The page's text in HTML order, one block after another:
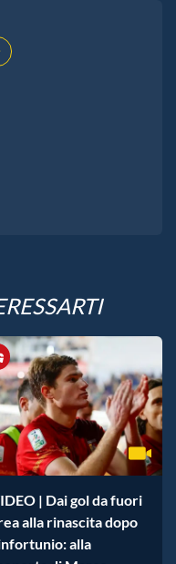
| Dai gol da fuori
alla rinascita dopo
alla